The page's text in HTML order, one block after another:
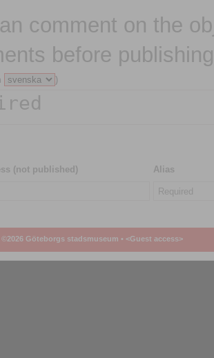
comment on the
before
)
(not published) Alias
Göteborgs stadsmuseum • <Guest access>